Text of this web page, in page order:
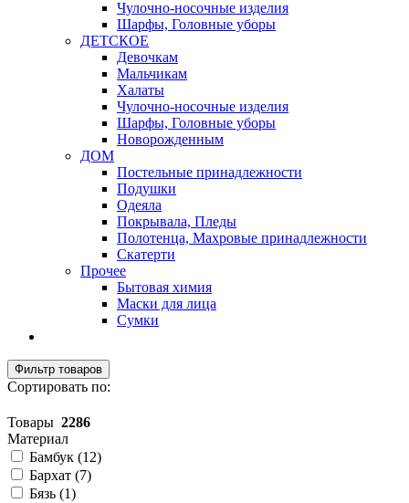
Чулочно-носочные изделия
Шарфы, Головные уборы
ДЕТСКОЕ
Девочкам
Мальчикам
Халаты
Чулочно-носочные изделия
Шарфы, Головные уборы
Новорожденным
ДОМ
Постельные принадлежности
Подушки
Одеяла
Покрывала, Пледы
Полотенца, Махровые принадлежности
Скатерти
Прочее
Бытовая химия
Маски для лица
Сумки
Фильтр товаров
Сортировать по:
Товары 2286
Материал
Бамбук (12)
Бархат (7)
Бязь (1)